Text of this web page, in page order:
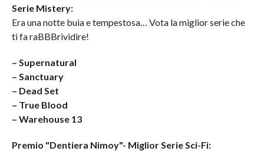
Serie Mistery:
Era una notte buia e tempestosa… Vota la miglior serie che
ti fa raBBBrividire!
– Supernatural
– Sanctuary
– Dead Set
– True Blood
– Warehouse 13
Premio "Dentiera Nimoy"- Miglior Serie Sci-Fi: